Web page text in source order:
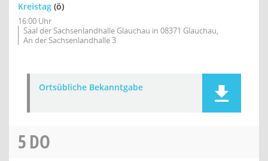
Kreistag (ö)
16:00 Uhr
Saal der Sachsenlandhalle Glauchau in 08371 Glauchau,
An der Sachsenlandhalle 3
Ortsübliche Bekanntgabe
5DO